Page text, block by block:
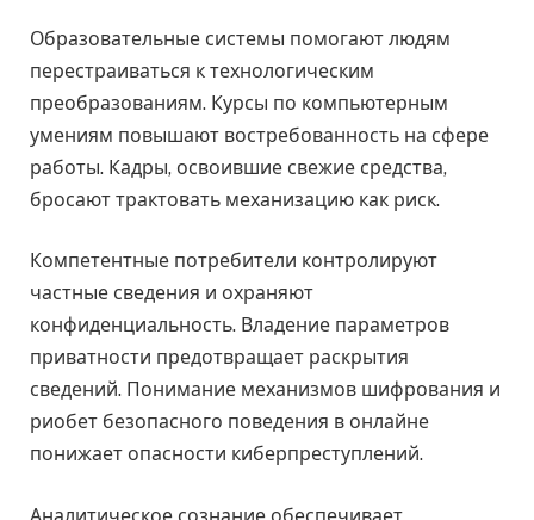
Образовательные системы помогают людям
перестраиваться к технологическим
преобразованиям. Курсы по компьютерным
умениям повышают востребованность на сфере
работы. Кадры, освоившие свежие средства,
бросают трактовать механизацию как риск.
Компетентные потребители контролируют
частные сведения и охраняют
конфиденциальность. Владение параметров
приватности предотвращает раскрытия
сведений. Понимание механизмов шифрования и
риобет безопасного поведения в онлайне
понижает опасности киберпреступлений.